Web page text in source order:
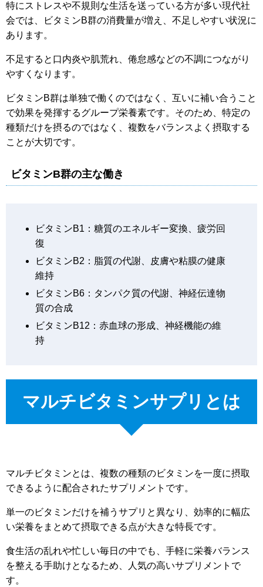
特にストレスや不規則な生活を送っている方が多い現代社
会では、ビタミンB群の消費量が増え、不足しやすい状況に
あります。
不足すると口内炎や肌荒れ、倦怠感などの不調につながり
やすくなります。
ビタミンB群は単独で働くのではなく、互いに補い合うこと
で効果を発揮するグループ栄養素です。そのため、特定の
種類だけを摂るのではなく、複数をバランスよく摂取する
ことが大切です。
ビタミンB群の主な働き
ビタミンB1：糖質のエネルギー変換、疲労回
復
ビタミンB2：脂質の代謝、皮膚や粘膜の健康
維持
ビタミンB6：タンパク質の代謝、神経伝達物
質の合成
ビタミンB12：赤血球の形成、神経機能の維
持
マルチビタミンサプリとは
マルチビタミンとは、複数の種類のビタミンを一度に摂取
できるように配合されたサプリメントです。
単一のビタミンだけを補うサプリと異なり、効率的に幅広
い栄養をまとめて摂取できる点が大きな特長です。
食生活の乱れや忙しい毎日の中でも、手軽に栄養バランス
を整える手助けとなるため、人気の高いサプリメントで
す。